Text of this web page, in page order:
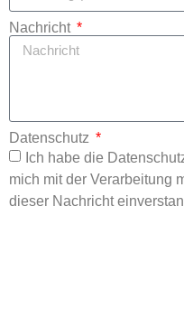
Nachricht
Datenschutz
Ich habe die
mich mit der Verarbeitung
dieser Nachricht